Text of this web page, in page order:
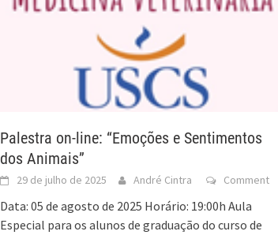
Palestra on-line: “Emoções e Sentimentos
dos Animais”
29 de julho de 2025 André Cintra Comment
Data: 05 de agosto de 2025 Horário: 19:00h Aula
Especial para os alunos de graduação do curso de